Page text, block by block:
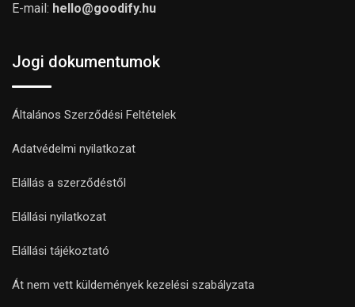
E-mail: hello@goodify.hu
Jogi dokumentumok
Általános Szerződési Feltételek
Adatvédelmi nyilatkozat
Elállás a szerződéstől
Elállási nyilatkozat
Elállási tájékoztató
Át nem vett küldemények kezelési szabályzata